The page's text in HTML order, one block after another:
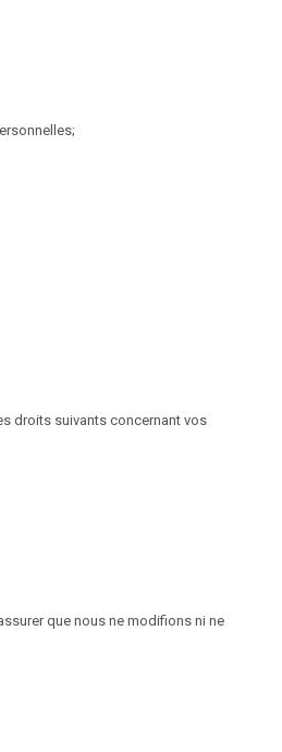
droits suivants concernant vos
que nous ne modifions ni ne